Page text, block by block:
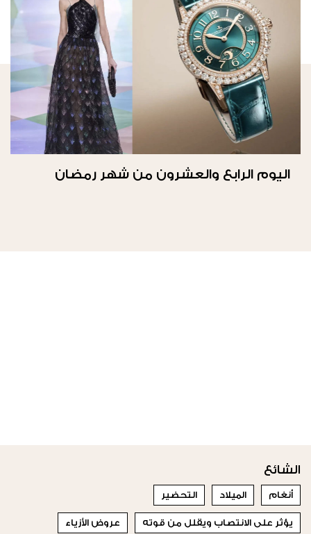
اليوم الرابع والعشرون من شهر رمضان
الشائع
أنغام الميلاد التحضير
يؤثر على الانتصاب ويقلل من قوته عروض الأزياء